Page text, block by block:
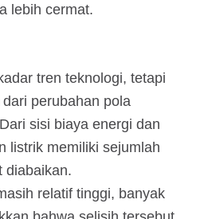
lebih cermat.
tren teknologi, tetapi
perubahan pola
sisi biaya energi dan
listrik memiliki sejumlah
diabaikan.
relatif tinggi, banyak